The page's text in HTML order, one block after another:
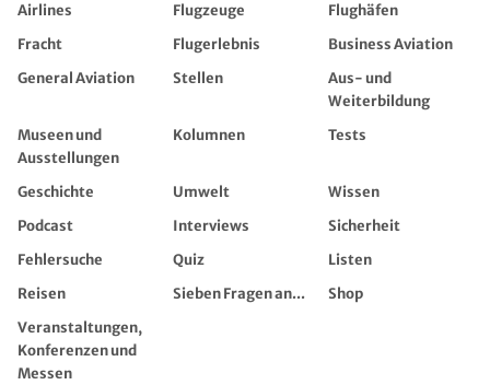
Airlines Flugzeuge
Flughäfen
Fracht
Flugerlebnis
Business Aviation
General Aviation
Stellen
Aus- und
Weiterbildung
Museen und
Ausstellungen
Kolumnen Tests
Geschichte Umwelt
Wissen
Podcast
Interviews
Sicherheit
Fehlersuche
Quiz
Listen
Reisen
Sieben Fragen an...
Shop
Veranstaltungen,
Konferenzen und
Messen